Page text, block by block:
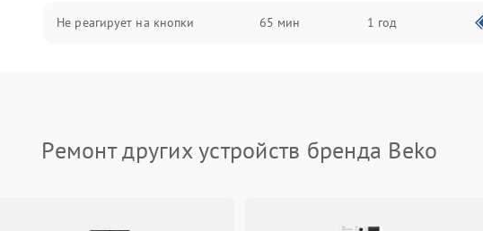
Не реагирует на кнопки 65 мин 1 год
Ремонт других устройств бренда Beko